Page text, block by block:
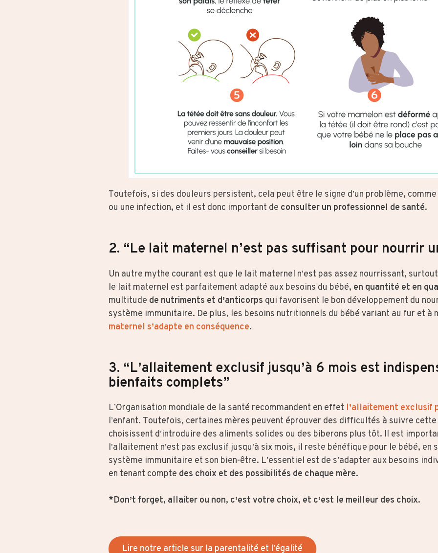
Toutefois, si des douleurs persistent, cela peut être le signe d’un problème,
ou une infection, et il est donc important de consulter un professionnel de santé.
2. “Le lait maternel n’est pas suffisant pour nourrir
Un autre mythe courant est que le lait maternel n’est pas assez nourrissant,
le lait maternel est parfaitement adapté aux besoins du bébé, en quantité et en
multitude de nutriments et d’anticorps qui favorisent le bon développement du
système immunitaire. De plus, les besoins nutritionnels du bébé variant au fur et à
maternel s’adapte en conséquence.
3. “L’allaitement exclusif jusqu’à 6 mois est
bienfaits complets”
L’Organisation mondiale de la santé recommandent en effet l’allaitement exclusif
l’enfant. Toutefois, certaines mères peuvent éprouver des difficultés à suivre
choisissent d’introduire des aliments solides ou des biberons plus tôt. Il est
l’allaitement n’est pas exclusif jusqu’à six mois, il reste bénéfique pour le bébé, en
système immunitaire et son bien-être. L’essentiel est de s’adapter aux besoins
en tenant compte des choix et des possibilités de chaque mère.
*Don’t forget, allaiter ou non, c’est votre choix, et c’est le meilleur des choix.
Lire notre article sur la parentalité et l’égalité